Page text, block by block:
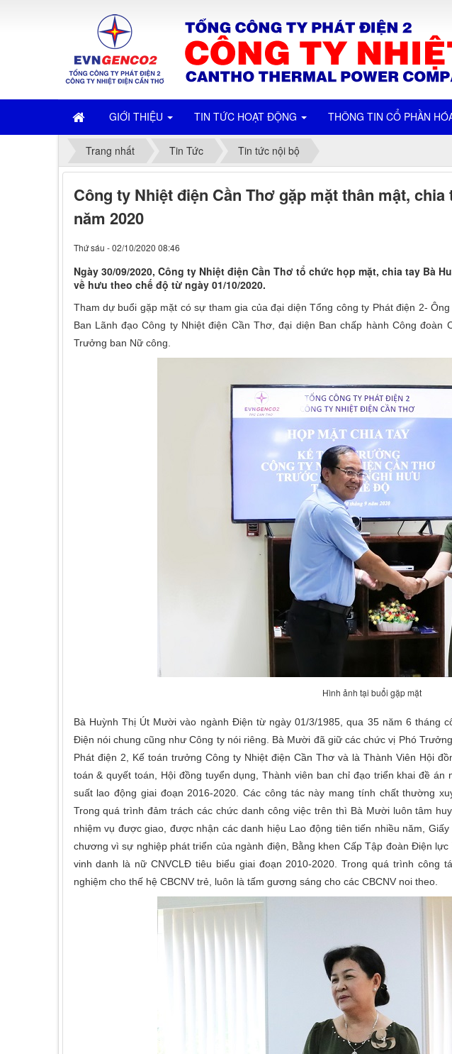
GIỚI THIỆU TIN TỨC HOẠT ĐỘNG THÔNG TIN CỔ PHẦN
Trang nhất Tin Tức Tin tức nội bộ
Công ty Nhiệt điện Cần Thơ gặp mặt thân mật,
năm 2020
Thứ sáu - 02/10/2020 08:46
Ngày 30/09/2020, Công ty Nhiệt điện Cần Thơ tổ chức họp mặt, chia tay Bà
về hưu theo chế độ từ ngày 01/10/2020.
Tham dự buổi gặp mặt có sự tham gia củađại diện Tổng công ty Phát điện 2-
Ban Lãnh đạo Công ty Nhiệt điện Cần Thơ, đại diện Ban chấp hành Công đoàn
Trưởng ban Nữ công.
Hình ảnh tại buổi gặp mặt
Bà Huỳnh Thị Út Mười vào ngành Điện từ ngày 01/3/1985, qua 35 năm 6 tháng
Điện nói chung cũng như Công ty nói riêng. Bà Mười đã giữ các chức vị Phó
Phát điện 2, Kế toán trưởng Công ty Nhiệt điện Cần Thơ và là Thành Viên Hội
toán & quyết toán, Hội đồng tuyển dụng, Thành viên ban chỉ đạo triển khai đề
suất lao động giai đoạn 2016-2020. Các công tác này mang tính chất thường
Trong quá trình đảm trách các chức danh công việc trên thì Bà Mười luôn tâm
nhiệm vụ được giao, được nhận các danh hiệu Lao động tiên tiến nhiều năm,
chương vì sự nghiệp phát triển của ngành điện, Bằng khen Cấp Tập đoàn Điện
vinh danh là nữ CNVCLĐ tiêu biểu giai đoạn 2010-2020. Trong quá trình công
nghiệm cho thế hệ CBCNV trẻ, luôn là tấm gương sáng cho các CBCNV noi theo.